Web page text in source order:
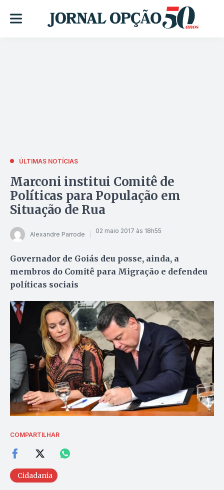
ÚLTIMAS NOTÍCIAS
Marconi institui Comitê de
Políticas para População em
Situação de Rua
Alexandre Parrode 02 maio 2017 às 18h55
Governador de Goiás deu posse, ainda, a
membros do Comitê para Migração e defendeu
políticas sociais
COMPARTILHAR
Cidadania